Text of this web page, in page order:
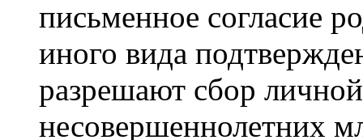
письменное согласие
иного вида
разрешают сбор
несовершеннолетних